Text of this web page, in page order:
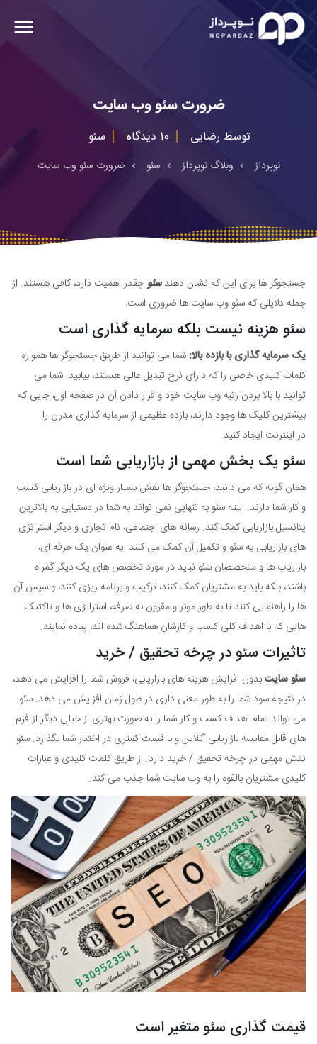
ضرورت سئو وب سایت
توسط رضایی 10 دیدگاه سئو
نوپرداز وبلاگ نوپرداز سئو ضرورت سئو وب سایت
جستجوگر ها برای این که نشان دهندسئوچقدر اهمیت دارد، کافی هستند. از
جمله دلایلی که سئو وب سایت ها ضروری است:
سئو هزینه نیست بلکه سرمایه گذاری است
یک سرمایه گذاری با بازده بالا: شما می توانید از طریق جستجوگر ها همواره
کلمات کلیدی خاصی را که دارای نرخ تبدیل عالی هستند، بیابید. شما می
توانید با بالا بردن رتبه وب سایت خود و قرار دادن آن در صفحه اول، جایی که
بیشترین کلیک ها وجود دارند، بازده عظیمی از سرمایه گذاری مدرن را
در اینترنت ایجاد کنید.
سئو یک بخش مهمی از بازاریابی شما است
همان گونه که می دانید، جستجوگر ها نقش بسیار ویژه ای در بازاریابی کسب
و کار شما دارند. البته سئو به تنهایی نمی تواند به شما در دستیابی به بالاترین
پتانسیل بازاریابی کمک کند. رسانه های اجتماعی، نام تجاری و دیگر استراتژی
های بازاریابی به سئو و تکمیل آن کمک می کنند. به عنوان یک حرفه ای،
بازاریاب ها و متخصصان سئو نباید در مورد تخصص های یک دیگر گمراه
باشند، بلکه باید به مشتریان کمک کنند، ترکیب و برنامه ریزی کنند، و سپس آن
ها را راهنمایی کنند تا به طور موثر و مقرون به صرفه، استراتژی ها و تاکتیک
هایی که با اهداف کلی کسب و کارشان هماهنگ شده اند، پیاده نمایند.
تاثیرات سئو در چرخه تحقیق / خرید
سئو سایتبدون افزایش هزینه های بازاریابی، فروش شما را افزایش می دهد،
در نتیجه سود شما را به طور معنی داری در طول زمان افزایش می دهد. سئو
می تواند تمام اهداف کسب و کار شما را به صورت بهتری از خیلی دیگر از فرم
های قابل مقایسه بازاریابی آنلاین و با قیمت کمتری در اختیار شما بگذارد. سئو
نقش مهمی در چرخه تحقیق / خرید دارد. از طریق کلمات کلیدی و عبارات
کلیدی مشتریان بالقوه را به وب سایت شما جذب می کند.
قیمت گذاری سئو متغیر است